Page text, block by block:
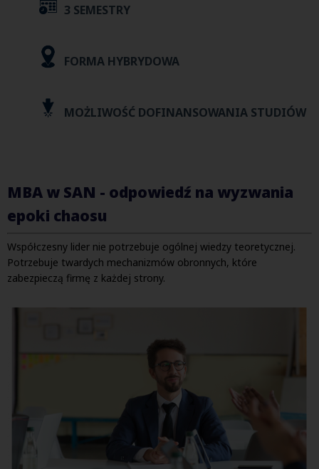
3 SEMESTRY
FORMA HYBRYDOWA
MOŻLIWOŚĆ DOFINANSOWANIA STUDIÓW
MBA w SAN - odpowiedź na wyzwania
epoki chaosu
Współczesny lider nie potrzebuje ogólnej wiedzy teoretycznej.
Potrzebuje twardych mechanizmów obronnych, które
zabezpieczą firmę z każdej strony.